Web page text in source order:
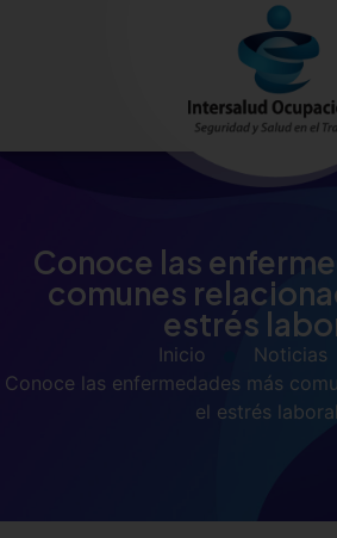
Conoce las
comunes
estrés
Inicio
Noticias
Conoce las enfermedades más
el estrés laboral